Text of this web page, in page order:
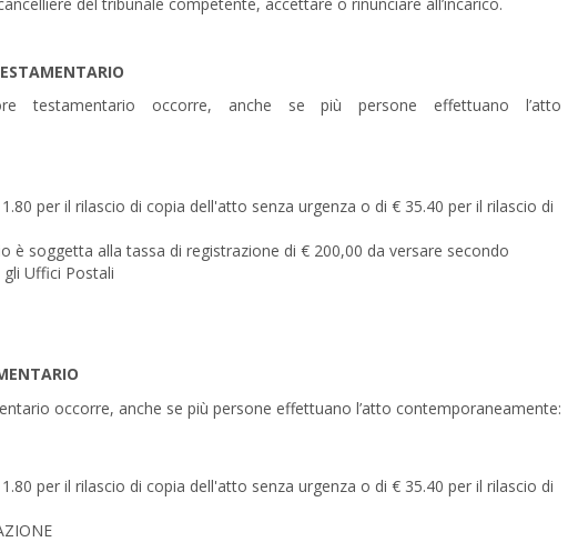
testamentario occorre, anche se più persone effettuano l’atto
per il rilascio di copia dell'atto senza urgenza o di € 35.40 per il rilascio di
è soggetta alla tassa di registrazione di € 200,00 da versare secondo
Uffici Postali
occorre, anche se più persone effettuano l’atto contemporaneamente:
per il rilascio di copia dell'atto senza urgenza o di € 35.40 per il rilascio di